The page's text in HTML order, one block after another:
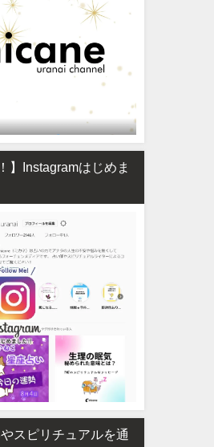
】Instagramはじめま
スピリチュアルを通